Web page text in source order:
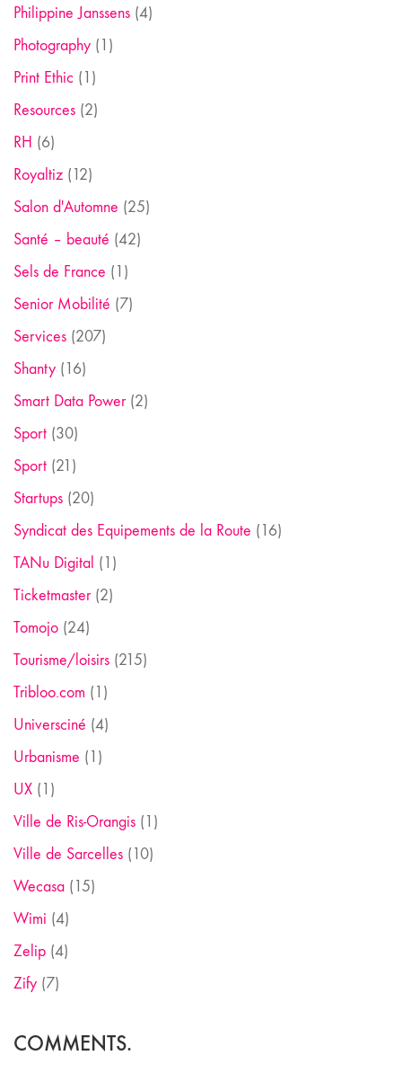
Philippine Janssens (4)
Photography (1)
Print Ethic (1)
Resources (2)
RH (6)
Royaltiz (12)
Salon d'Automne (25)
Santé – beauté (42)
Sels de France (1)
Senior Mobilité (7)
Services (207)
Shanty (16)
Smart Data Power(2)
Sport (30)
Sport (21)
Startups (20)
Syndicat des Equipements de la Route (16)
TANu Digital (1)
Ticketmaster(2)
Tomojo (24)
Tourisme/loisirs (215)
Tribloo.com (1)
Universciné (4)
Urbanisme (1)
UX (1)
Ville de Ris-Orangis (1)
Ville de Sarcelles (10)
Wecasa (15)
Wimi (4)
Zelip (4)
Zify (7)
COMMENTS.